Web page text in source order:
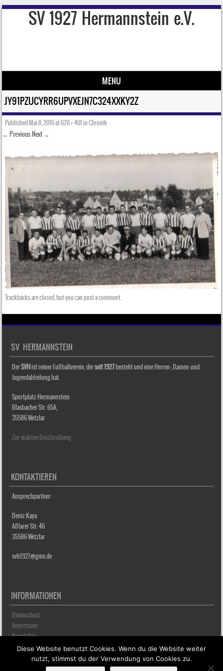
SV 1927 Hermannstein e.V.
MENU
Skip to content
JY91PZUCYRR6UPVXEJN7C324XXKY2Z
PublishedMai 8, 2016at620 × 401inChronik
← PreviousNext →
Trackbacks are closed, but you canpost a comment.
SV HERMANNSTEIN
DerSVHist reiner Fußballverein, derseit 1927besteht und eine Herren-, Damen- und
Jugendabteilung hat.
Sportplatz Hermannstein
Blasbacher Str. 65A,
35586 Wetzlar
Zur exakten Beschreibung
KONTAKTIEREN
Ansprechpartner:
Deniz Kaya
Aßlarer Str. 46
35586 Wetzlar
svh1927@gmx.de
INFORMATIONEN
Datenschutz
Impressum
Newsletter
Diese Website benutzt Cookies. Wenn du die Website weiter
nutzt, stimmst du der Verwendung von Cookies zu.